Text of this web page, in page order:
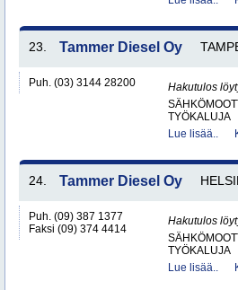
23. Tammer Diesel Oy
Puh. (03) 3144 28200
Hakutulos
TYÖKALUJA
Lue lisää..
24. Tammer Diesel Oy
Puh. (09) 387 1377
Faksi (09) 374 4414
Hakutulos
TYÖKALUJA
Lue lisää..